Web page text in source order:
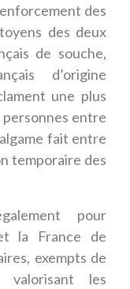
des
des deux
de souche,
d’origine
une plus
entre
fait entre
temporaire des
pour
la France de
exempts de
les